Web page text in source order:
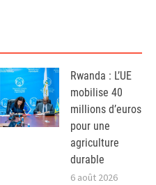
Rwanda : L’UE
mobilise 40
millions d’euros
pour une
agriculture
durable
6 août 2026